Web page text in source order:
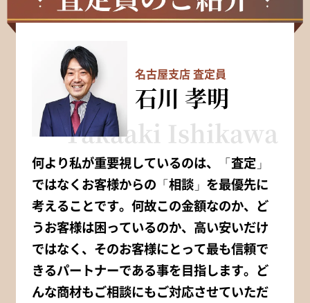
名古屋支店 査定員
石川 孝明
Takaaki Ishikawa
何より私が重要視しているのは、「査定」
ではなくお客様からの「相談」を最優先に
考えることです。何故この金額なのか、ど
うお客様は困っているのか、高い安いだけ
ではなく、そのお客様にとって最も信頼で
きるパートナーである事を目指します。ど
んな商材もご相談にもご対応させていただ